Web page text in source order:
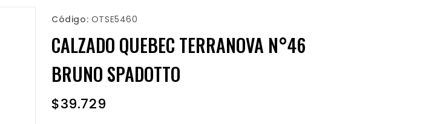
Código: OTSE5460
CALZADO QUEBEC TERRANOVA N°46
BRUNO SPADOTTO
$39.729